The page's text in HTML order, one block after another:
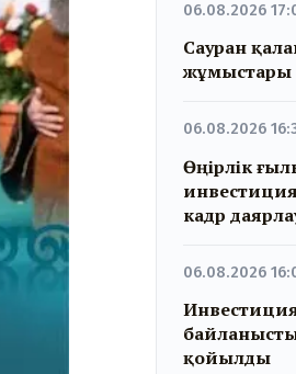
06.08.2026
Сауран
жұмыстары
06.08.2026
Өңірлік
кадр
06.08.2026
қойылды